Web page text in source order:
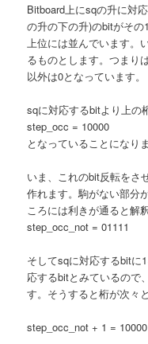
Bitboard上にsqの升に対
の升の下の升)のbitがそ
上位には並んでいます。
るものとします。つまり
以外は0となっています。
sqに対応するbitより上の
step_occ = 10000
となっていることになりま
いま、これのbit反転をさ
作れます。駒がない部分
ころには利きが通ると解
step_occ_not = 01111
そしてsqに対応するbitに
応するbitとみているので
す。そうすると桁が次々
step_occ_not + 1 = 10000